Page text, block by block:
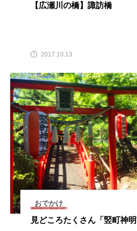
嬬恋村 学校 富岡市
広瀬川の橋
水沢 温泉 湖
焼きまんじゅう 癒し
草津 草津温泉 草津町
観光地 赤城 長野原町
高崎市
【広瀬川の橋】諏訪橋
2017.10.13
おでかけ
見どころたくさん「竪町神明